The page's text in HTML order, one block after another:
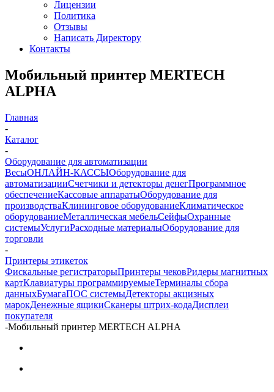
Лицензии
Политика
Отзывы
Написать Директору
Контакты
Мобильный принтер MERTECH
ALPHA
Главная
-
Каталог
-
Оборудование для автоматизации
ВесыОНЛАЙН-КАССЫОборудование для
автоматизацииСчетчики и детекторы денегПрограммное
обеспечениеКассовые аппаратыОборудование для
производстваКлининговое оборудованиеКлиматическое
оборудованиеМеталлическая мебельСейфыОхранные
системыУслугиРасходные материалыОборудование для
торговли
-
Принтеры этикеток
Фискальные регистраторыПринтеры чековРидеры магнитных
картКлавиатуры программируемыеТерминалы сбора
данныхБумагаПОС системыДетекторы акцизных
марокДенежные ящикиСканеры штрих-кодаДисплеи
покупателя
-Мобильный принтер MERTECH ALPHA